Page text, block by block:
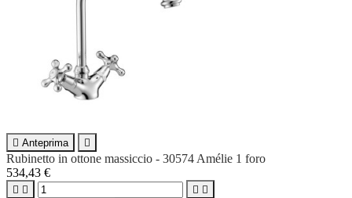
 Anteprima 
Rubinetto in ottone massiccio - 30574 Amélie 1 foro
534,43 €
   